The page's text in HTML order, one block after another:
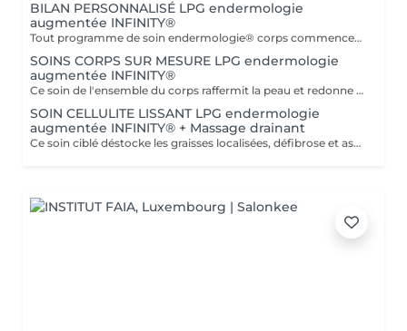
BILAN PERSONNALISÉ LPG endermologie
augmentée INFINITY®
Tout programme de soin endermologie® corps commence par un bilan ultra-précis, avec l'application professionnelle ENDERMOLINK. Il se déroule en trois étapes clés : 1. Décryptage de votre mode de vie. 2. Analyse de votre peau. 3. Création de votre programme sur-mesure.
SOINS CORPS SUR MESURE LPG endermologie
augmentée INFINITY®
Ce soin de l'ensemble du corps raffermit la peau et redonne du galbe aux courbes pour retrouver une silhouette resculptée et plus ferme tout en procurant un grand moment de bien-être. DESTOCKE les graisses Grâce à la nouvelle tête de traitement brevetée Alliance, endermologie® permet de cibler et d'affiner les zones rebelles à lexercice et à l'hygiène alimentaire (bras, dos, ventre, taille, cuisses..) tout en s'adaptant précisément aux besoins de chaque peau. LISSE la cellulite La cellulite, qui touche 90 % des femmes même les plus minces et les plus sportives, résulte à la fois dun stockage de graisses dans les adipocytes (cellules graisseuses) et dune rétention d'eau tout autour. RAFFERMIT la peau Variations de poids, grossesses, temps qui passe la peau perd progressivement de sa tonicité et de sa souplesse. Même si ce relâchement cutané concerne tout le corps, certaines zones y sont plus sensibles : intérieur des cuisses, ventre, bras, etc
SOIN CELLULITE LISSANT LPG endermologie
augmentée INFINITY® + Massage drainant
Ce soin ciblé déstocke les graisses localisées, défibrose et assouplit les tissus pour traiter efficacement la cellulite adipeuse et fibreuse tout en procurant un grand moment de bien-être. 40 minutes LPG + 10 minutes de massage drainant/amincissant sur l'avant des jambes.